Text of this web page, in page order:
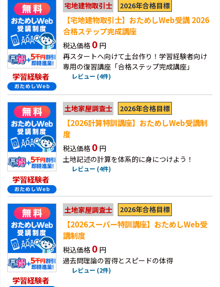
学習経験者
宅地建物取引士 2026年合格目標
【宅地建物取引士】おためしWeb受講 2026
合格ステップ完成講座
税込価格 0 円
再スタートへ向けて土台作り！学習経験者向け
専用の復習講座「合格ステップ完成講座」
レビュー (4件)
学習経験者
土地家屋調査士 2026年合格目標
【2026計算特訓講座】おためしWeb受講制
度
税込価格 0 円
土地記述の計算を体系的に身につけよう！
レビュー (4件)
学習経験者
土地家屋調査士 2026年合格目標
【2026スーパー特訓講座】おためしWeb受
講制度
税込価格 0 円
過去問理論の習得とスピードの体得
レビュー (2件)